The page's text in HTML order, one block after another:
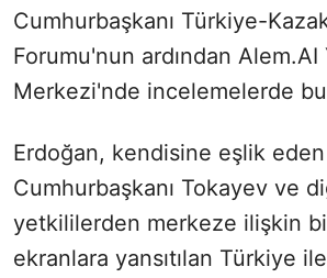
Cumhurbaşkanı Türkiye-
Forumu'nun ardından Alem.AI
Merkezi'nde incelemelerde
Erdoğan, kendisine eşlik
Cumhurbaşkanı Tokayev ve
yetkililerden merkeze ilişkin
ekranlara yansıtılan Türkiye